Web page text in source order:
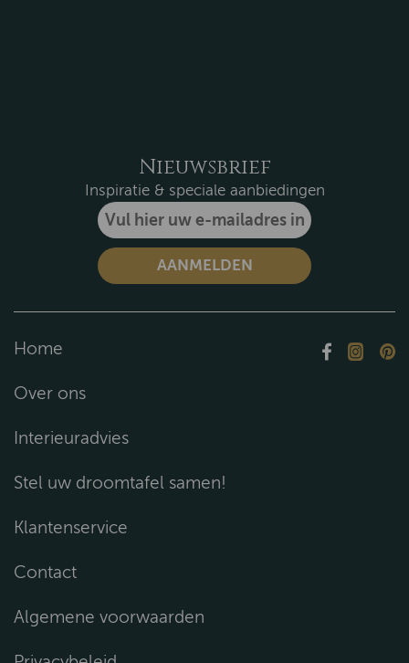
Nieuwsbrief
Inspiratie & speciale aanbiedingen
Home
Over ons
Interieuradvies
Stel uw droomtafel samen!
Klantenservice
Contact
Algemene voorwaarden